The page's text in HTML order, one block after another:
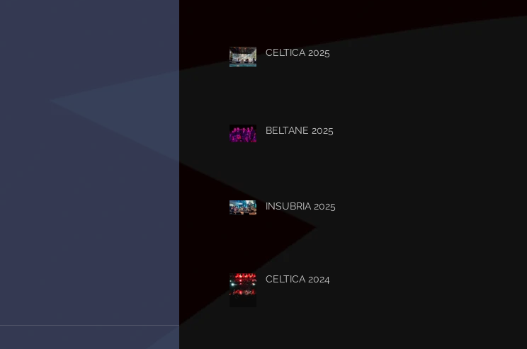
CELTICA 2025
BELTANE 2025
INSUBRIA 2025
CELTICA 2024